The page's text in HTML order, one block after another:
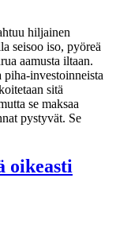
hiljainen
seisoo iso, pyöreä
aamusta iltaan.
investoinneista
sitä
se maksaa
pystyvät. Se
oikeasti